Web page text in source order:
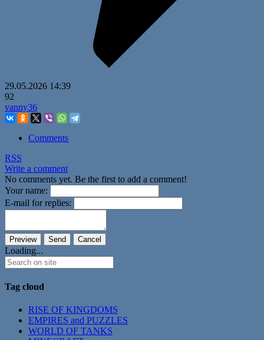
29.05.2026 14:39
92
vanny36
Comments
RSS
Write a comment
No comments yet. Be the first to add a comment!
Your name:
E-mail for replies:
Loading...
Tag cloud
RISE OF KINGDOMS
EMPIRES and PUZZLES
WORLD OF TANKS